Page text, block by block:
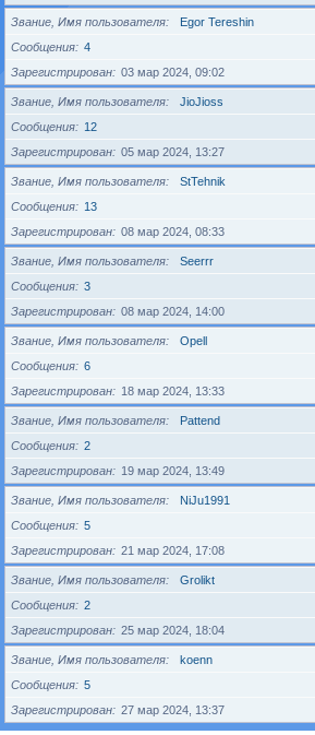
Звание, Имя пользователя
Egor Tereshin
Сообщения
4
Зарегистрирован
03 мар 2024, 09:02
Звание, Имя пользователя
JioJioss
Сообщения
12
Зарегистрирован
05 мар 2024, 13:27
Звание, Имя пользователя
StTehnik
Сообщения
13
Зарегистрирован
08 мар 2024, 08:33
Звание, Имя пользователя
Seerrr
Сообщения
3
Зарегистрирован
08 мар 2024, 14:00
Звание, Имя пользователя
Opell
Сообщения
6
Зарегистрирован
18 мар 2024, 13:33
Звание, Имя пользователя
Pattend
Сообщения
2
Зарегистрирован
19 мар 2024, 13:49
Звание, Имя пользователя
NiJu1991
Сообщения
5
Зарегистрирован
21 мар 2024, 17:08
Звание, Имя пользователя
Grolikt
Сообщения
2
Зарегистрирован
25 мар 2024, 18:04
Звание, Имя пользователя
koenn
Сообщения
5
Зарегистрирован
27 мар 2024, 13:37